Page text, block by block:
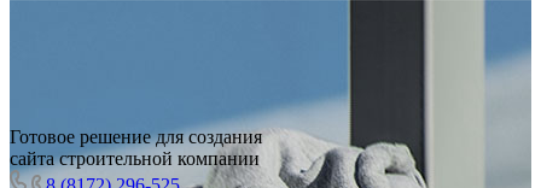
Готовое решение для создания
сайта строительной компании